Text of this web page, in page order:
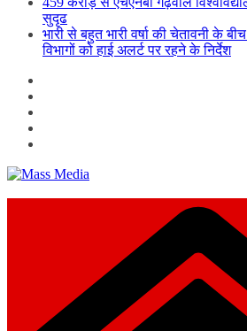
सुदृढ
भारी से बहुत भारी वर्षा की चेतावनी के
विभागों को हाई अलर्ट पर रहने के निर्देश